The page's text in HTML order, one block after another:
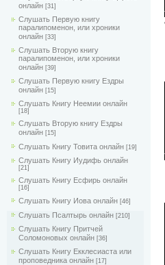
онлайн [31]
Слушать Первую книгу
паралипоменон, или хроники
онлайн [33]
Слушать Вторую книгу
паралипоменон, или хроники
онлайн [39]
Слушать Первую книгу Ездры
онлайн [15]
Слушать Книгу Неемии онлайн
[18]
Слушать Вторую книгу Ездры
онлайн [15]
Слушать Книгу Товита онлайн [19]
Слушать Книгу Иудифь онлайн
[21]
Слушать Книгу Есфирь онлайн
[16]
Слушать Книгу Иова онлайн [46]
Слушать Псалтырь онлайн [210]
Слушать Книгу Притчей
Соломоновых онлайн [36]
Слушать Книгу Екклесиаста или
проповедника онлайн [17]